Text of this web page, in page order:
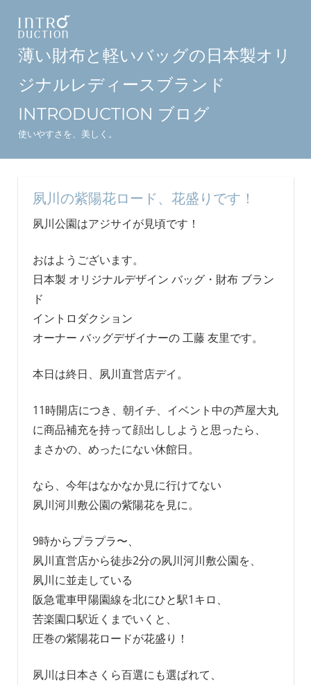
薄い財布と軽いバッグの日本製オリ
ジナルレディースブランド
INTRODUCTION ブログ
使いやすさを、美しく。
夙川の紫陽花ロード、花盛りです！
夙川公園はアジサイが見頃です！
おはようございます。
日本製 オリジナルデザイン バッグ・財布 ブラン
ド
イントロダクション
オーナー バッグデザイナーの 工藤 友里です。
本日は終日、夙川直営店デイ。
11時開店につき、朝イチ、イベント中の芦屋大丸
に商品補充を持って顔出ししようと思ったら、
まさかの、めったにない休館日。
なら、今年はなかなか見に行けてない
夙川河川敷公園の紫陽花を見に。
9時からプラプラ〜、
夙川直営店から徒歩2分の夙川河川敷公園を、
夙川に並走している
阪急電車甲陽園線を北にひと駅1キロ、
苦楽園口駅近くまでいくと、
圧巻の紫陽花ロードが花盛り！
夙川は日本さくら百選にも選ばれて、